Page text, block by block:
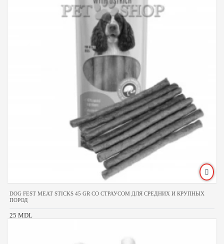
DOG FEST MEAT STICKS 45 GR СО СТРАУСОМ ДЛЯ СРЕДНИХ И КРУПНЫХ
ПОРОД
25 MDL